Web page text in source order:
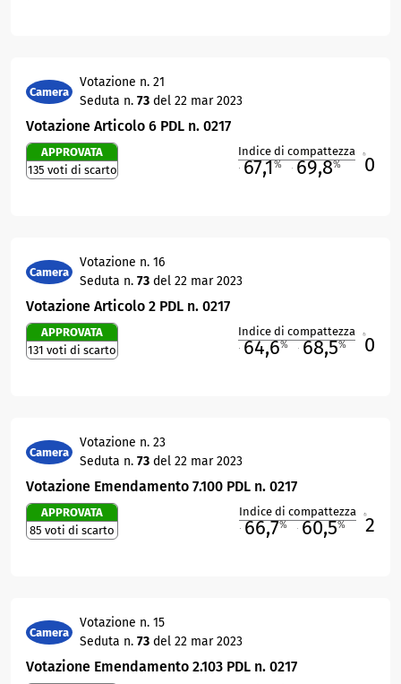
Camera
Votazione n. 21
Seduta n. 73 del 22 mar 2023
Votazione Articolo 6 PDL n. 0217
APPROVATA
135 voti di scarto
Indice di compattezza
67,1% 69,8% 0
Camera
Votazione n. 16
Seduta n. 73 del 22 mar 2023
Votazione Articolo 2 PDL n. 0217
APPROVATA
131 voti di scarto
Indice di compattezza
64,6% 68,5% 0
Camera
Votazione n. 23
Seduta n. 73 del 22 mar 2023
Votazione Emendamento 7.100 PDL n. 0217
APPROVATA
85 voti di scarto
Indice di compattezza
66,7% 60,5% 2
Camera
Votazione n. 15
Seduta n. 73 del 22 mar 2023
Votazione Emendamento 2.103 PDL n. 0217